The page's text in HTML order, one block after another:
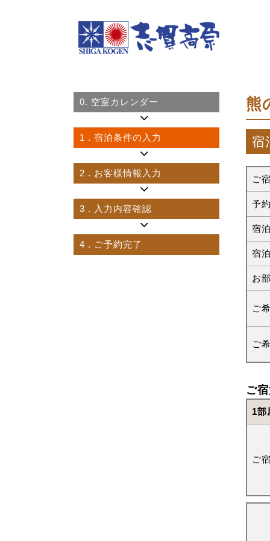
0. 空室カレンダー
1 . 宿泊条件の入力
2 . お客様情報入力
3 . 入力内容確認
4 . ご予約完了
熊
宿
ご
予
宿
宿
お
ご
ご
ご
1部
ご